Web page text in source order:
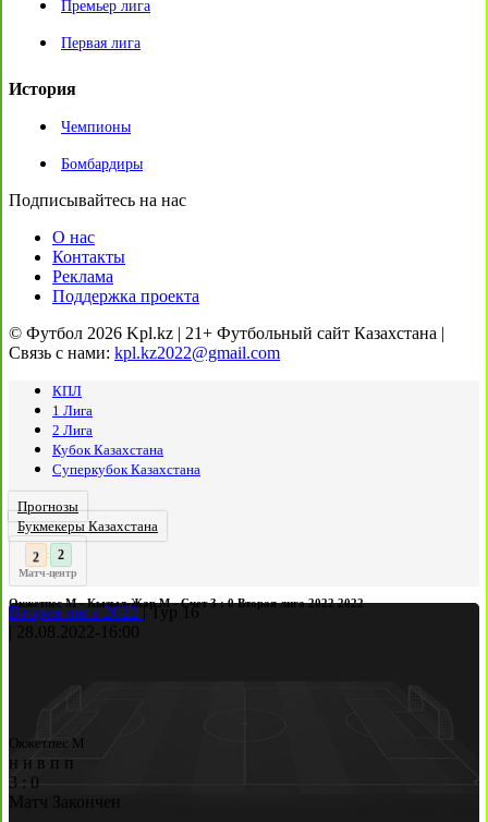
Премьер лига
Первая лига
История
Чемпионы
Бомбардиры
Подписывайтесь на нас
О нас
Контакты
Реклама
Поддержка проекта
© Футбол 2026 Kpl.kz | 21+ Футбольный сайт Казахстана |
Связь с нами: kpl.kz2022@gmail.com
КПЛ
1 Лига
2 Лига
Кубок Казахстана
Суперкубок Казахстана
Прогнозы
Букмекеры Казахстана
3
:
Матч-центр
Окжетпес М - Кызыл-Жар М - Счет 3 : 0 Вторая лига 2022 2022
Вторая лига 2022 Тур 16
28.08.2022- 16:00
Окжетпес М
н н в п п
3 : 0
Матч Закончен